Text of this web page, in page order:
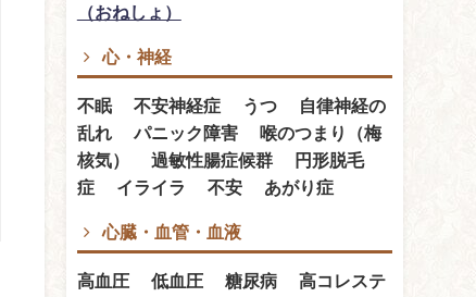
（おねしょ）
心・神経
不眠 不安神経症 うつ 自律神経の
乱れ パニック障害 喉のつまり（梅
核気） 過敏性腸症候群 円形脱毛
症 イライラ 不安 あがり症
心臓・血管・血液
高血圧 低血圧 糖尿病 高コレステ